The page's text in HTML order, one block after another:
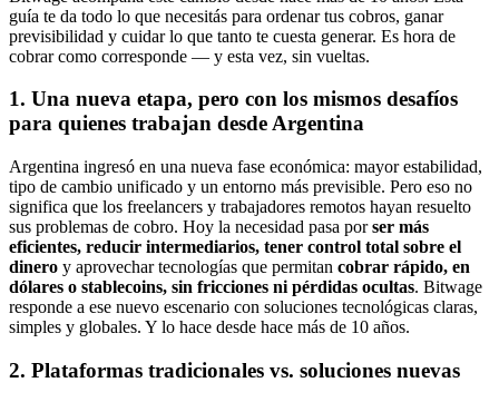
guía te da todo lo que necesitás para ordenar tus cobros, ganar
previsibilidad y cuidar lo que tanto te cuesta generar. Es hora de
cobrar como corresponde — y esta vez, sin vueltas.
1. Una nueva etapa, pero con los mismos desafíos
para quienes trabajan desde Argentina
Argentina ingresó en una nueva fase económica: mayor estabilidad,
tipo de cambio unificado y un entorno más previsible. Pero eso no
significa que los freelancers y trabajadores remotos hayan resuelto
sus problemas de cobro. Hoy la necesidad pasa porser más
eficientes, reducir intermediarios, tener control total sobre el
dinero y aprovechar tecnologías que permitan cobrar rápido, en
dólares o stablecoins, sin fricciones ni pérdidas ocultas. Bitwage
responde a ese nuevo escenario con soluciones tecnológicas claras,
simples y globales. Y lo hace desde hace más de 10 años.
2. Plataformas tradicionales vs. soluciones nuevas